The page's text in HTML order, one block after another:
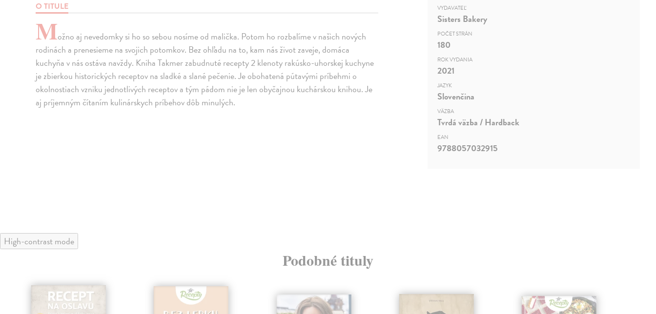
O TITULE
Možno aj nevedomky si ho so sebou nosíme od malička. Potom ho rozbalíme v našich nových
rodinách a prenesieme na svojich potomkov. Bez ohľadu na to, kam nás život zaveje, domáca
kuchyňa v nás ostáva navždy. Kniha Takmer zabudnuté recepty 2 klenoty rakúsko-uhorskej kuchyne
je zbierkou historických receptov na sladké a slané pečenie. Je obohatená pútavými príbehmi o
okolnostiach vzniku jednotlivých receptov a tým pádom nie je len obyčajnou kuchárskou knihou. Je
aj príjemným čítaním kulinárskych príbehov dôb minulých.
VYDAVATEĽ
Sisters Bakery
POČET STRÁN
180
ROK VYDANIA
2021
JAZYK
Slovenčina
VÄZBA
Tvrdá väzba / Hardback
EAN
9788057032915
High-contrast mode
Podobné tituly